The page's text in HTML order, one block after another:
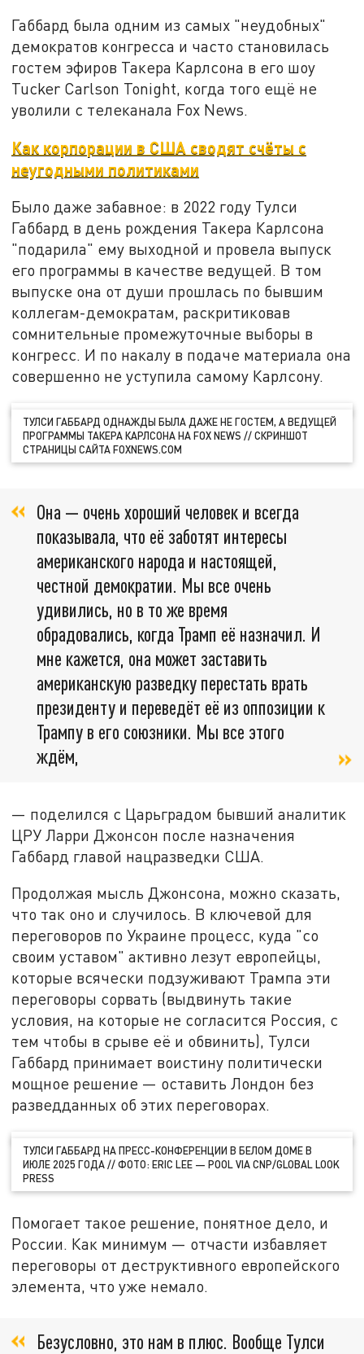
Габбард была одним из самых "неудобных"
демократов конгресса и часто становилась
гостем эфиров Такера Карлсона в его шоу
Tucker Carlson Tonight, когда того ещё не
уволили с телеканала Fox News.
Как корпорации в США сводят счёты с
неугодными политиками
Было даже забавное: в 2022 году Тулси
Габбард в день рождения Такера Карлсона
"подарила" ему выходной и провела выпуск
его программы в качестве ведущей. В том
выпуске она от души прошлась по бывшим
коллегам-демократам, раскритиковав
сомнительные промежуточные выборы в
конгресс. И по накалу в подаче материала она
совершенно не уступила самому Карлсону.
ТУЛСИ ГАББАРД ОДНАЖДЫ БЫЛА ДАЖЕ НЕ ГОСТЕМ, А ВЕДУЩЕЙ
ПРОГРАММЫ ТАКЕРА КАРЛСОНА НА FOX NEWS // СКРИНШОТ
СТРАНИЦЫ САЙТА FOXNEWS.COM
Она — очень хороший человек и всегда
показывала, что её заботят интересы
американского народа и настоящей,
честной демократии. Мы все очень
удивились, но в то же время
обрадовались, когда Трамп её назначил. И
мне кажется, она может заставить
американскую разведку перестать врать
президенту и переведёт её из оппозиции к
Трампу в его союзники. Мы все этого
ждём,
— поделился с Царьградом бывший аналитик
ЦРУ Ларри Джонсон после назначения
Габбард главой нацразведки США.
Продолжая мысль Джонсона, можно сказать,
что так оно и случилось. В ключевой для
переговоров по Украине процесс, куда "со
своим уставом" активно лезут европейцы,
которые всячески подзуживают Трампа эти
переговоры сорвать (выдвинуть такие
условия, на которые не согласится Россия, с
тем чтобы в срыве её и обвинить), Тулси
Габбард принимает воистину политически
мощное решение — оставить Лондон без
разведданных об этих переговорах.
ТУЛСИ ГАББАРД НА ПРЕСС-КОНФЕРЕНЦИИ В БЕЛОМ ДОМЕ В
ИЮЛЕ 2025 ГОДА // ФОТО: ERIC LEE — POOL VIA CNP/GLOBAL LOOK
PRESS
Помогает такое решение, понятное дело, и
России. Как минимум — отчасти избавляет
переговоры от деструктивного европейского
элемента, что уже немало.
Безусловно, это нам в плюс. Вообще Тулси